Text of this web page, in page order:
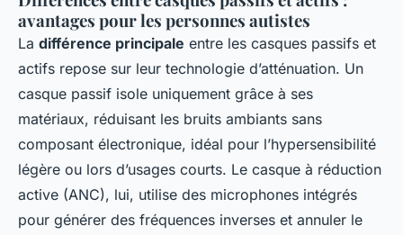
avantages pour les personnes autistes
La différence principale entre les casques passifs et
actifs repose sur leur technologie d’atténuation. Un
casque passif isole uniquement grâce à ses
matériaux, réduisant les bruits ambiants sans
composant électronique, idéal pour l’hypersensibilité
légère ou lors d’usages courts. Le casque à réduction
active (ANC), lui, utilise des microphones intégrés
pour générer des fréquences inverses et annuler le